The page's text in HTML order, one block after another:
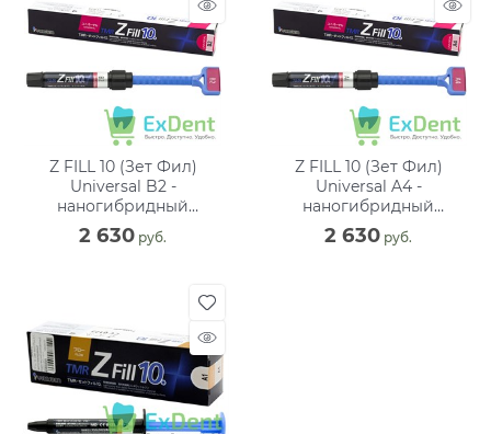
Z FILL 10 (Зет Фил)
Universal B2 -
наногибридный
цирконосодержащий
композитный материал (4
2 630 руб.
Z FILL 10 (Зет Фил)
Universal A4 -
наногибридный
цирконосодержащий
композитный материал (4
2 630 руб.